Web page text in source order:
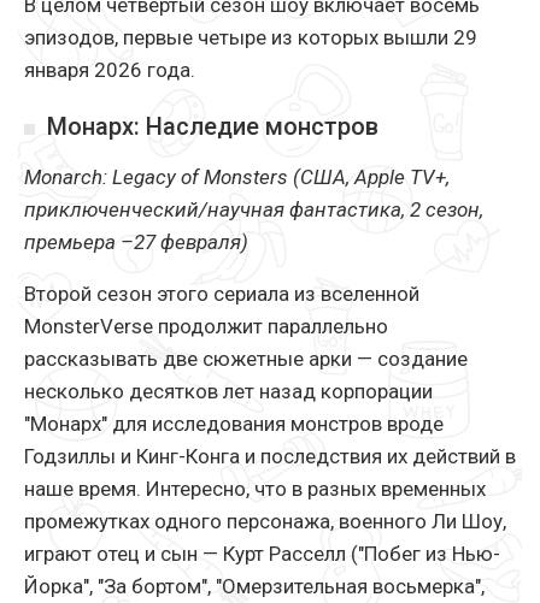
В целом четвертый сезон шоу включает восемь
эпизодов, первые четыре из которых вышли 29
января 2026 года.
Монарх: Наследие монстров
Monarch: Legacy of Monsters (США, Apple TV+,
приключенческий/научная фантастика, 2 сезон,
премьера –27 февраля)
Второй сезон этого сериала из вселенной
MonsterVerse продолжит параллельно
рассказывать две сюжетные арки — создание
несколько десятков лет назад корпорации
"Монарх" для исследования монстров вроде
Годзиллы и Кинг-Конга и последствия их действий в
наше время. Интересно, что в разных временных
промежутках одного персонажа, военного Ли Шоу,
играют отец и сын — Курт Расселл ("Побег из Нью-
Йорка", "За бортом", "Омерзительная восьмерка",